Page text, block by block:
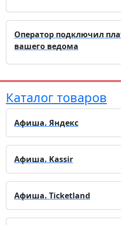
Оператор подключил
вашего ведома
Каталог товаров
Афиша. Яндекс
Афиша. Kassir
Афиша. Ticketland